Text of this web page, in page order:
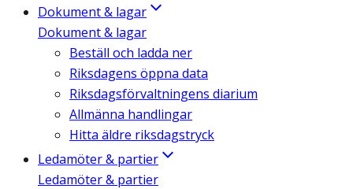
Dokument & lagar
Dokument & lagar
Beställ och ladda ner
Riksdagens öppna data
Riksdagsförvaltningens diarium
Allmänna handlingar
Hitta äldre riksdagstryck
Ledamöter & partier
Ledamöter & partier